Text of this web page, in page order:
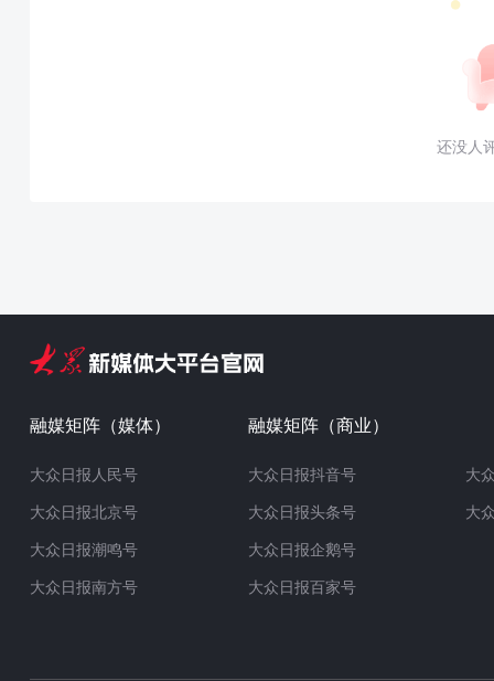
还没人
融媒矩阵（媒体）
大众日报人民号
大众日报北京号
大众日报潮鸣号
大众日报南方号
融媒矩阵（商业）
大众日报抖音号
大众日报头条号
大众日报企鹅号
大众日报百家号
大
大